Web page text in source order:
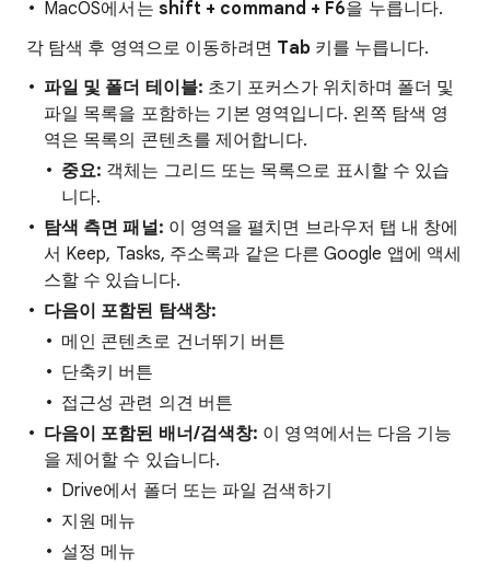
MacOS에서는 shift + command + F6을 누릅니다.
각 탐색 후 영역으로 이동하려면 Tab 키를 누릅니다.
파일 및 폴더 테이블: 초기 포커스가 위치하며 폴더 및
파일 목록을 포함하는 기본 영역입니다. 왼쪽 탐색 영
역은 목록의 콘텐츠를 제어합니다.
중요: 객체는 그리드 또는 목록으로 표시할 수 있습
니다.
탐색 측면 패널: 이 영역을 펼치면 브라우저 탭 내 창에
서 Keep, Tasks, 주소록과 같은 다른 Google 앱에 액세
스할 수 있습니다.
다음이 포함된 탐색창:
메인 콘텐츠로 건너뛰기 버튼
단축키 버튼
접근성 관련 의견 버튼
다음이 포함된 배너/검색창: 이 영역에서는 다음 기능
을 제어할 수 있습니다.
Drive에서 폴더 또는 파일 검색하기
지원 메뉴
설정 메뉴